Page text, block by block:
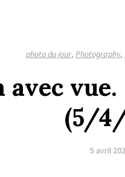
photo du jour, Photography,
avec
(5/
5 avril